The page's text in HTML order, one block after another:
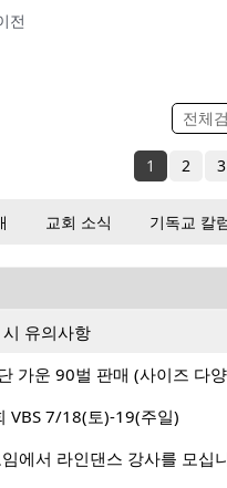
전
1 2 3
교회 소식 기독교 칼
유의사항
가운 90벌 판매 (사이즈 다
VBS 7/18(토)-19(주일)
에서 라인댄스 강사를 모십